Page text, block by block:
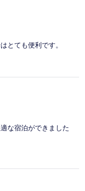
とても便利です。
な宿泊ができました